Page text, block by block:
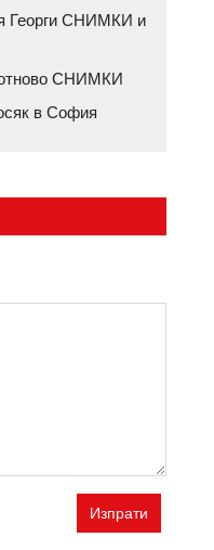
Георги СНИМКИ и
отново СНИМКИ
в София
Изпрати